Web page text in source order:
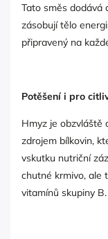
Tato směs dodává
zásobují tělo
připravený na
Potěšení i pro
Hmyz je obzvláště
zdrojem bílkovin,
vskutku nutriční
chutné krmivo, ale
vitamínů skupiny B.